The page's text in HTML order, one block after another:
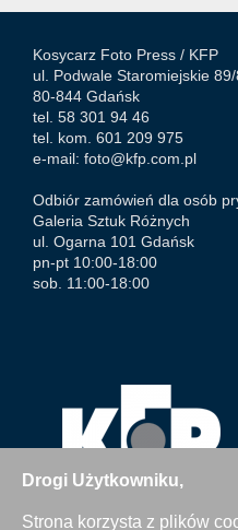
Drogi Użytkowniku,
Strona korzysta z plików
Kosycarz Foto Press / KFP
ul. Podwale Staromiejskie 89/
80-844 Gdańsk
tel. 58 301 94 46
tel. kom. 601 209 975
e-mail: foto@kfp.com.pl
Odbiór zamówień dla osób
Galeria Sztuk Różnych
ul. Ogarna 101 Gdańsk
pn-pt 10:00-18:00
sob. 11:00-18:00